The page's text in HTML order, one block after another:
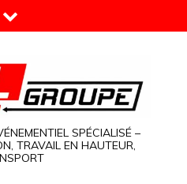
SPÉCIALISÉ –
TRAVAIL EN HAUTEUR,